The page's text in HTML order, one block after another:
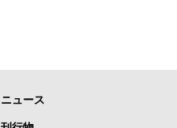
フ
ニュース